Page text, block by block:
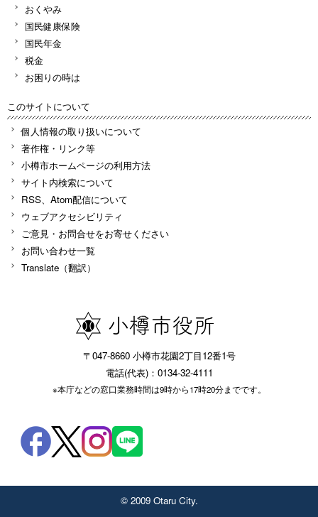
おくやみ
国民健康保険
国民年金
税金
お困りの時は
このサイトについて
個人情報の取り扱いについて
著作権・リンク等
小樽市ホームページの利用方法
サイト内検索について
RSS、Atom配信について
ウェブアクセシビリティ
ご意見・お問合せをお寄せください
お問い合わせ一覧
Translate（翻訳）
〒047-8660 小樽市花園2丁目12番1号
電話(代表)：0134-32-4111
※本庁などの窓口業務時間は9時から17時20分までです。
© 2009 Otaru City.